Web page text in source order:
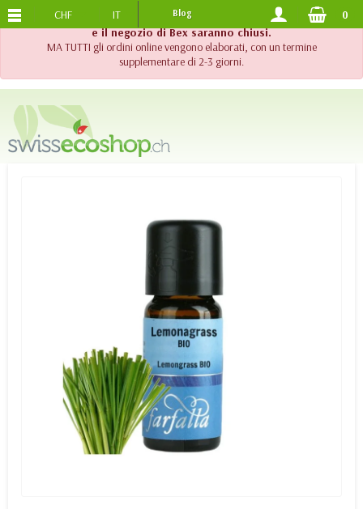
!! Importante !! Fino al 20 agosto 2026, l'assistenza telefonica
e il negozio di Bex saranno chiusi.
MA TUTTI gli ordini online vengono elaborati, con un termine
supplementare di 2-3 giorni.
SPEDIZIONE GRATUITADA 120.-
CHF IT Blog 0